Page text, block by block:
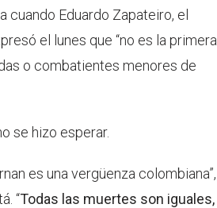
cuando Eduardo Zapateiro, el
el lunes que “no es la primera
o combatientes menores de
se hizo esperar.
es una vergüenza colombiana”,
“Todas las muertes son iguales,